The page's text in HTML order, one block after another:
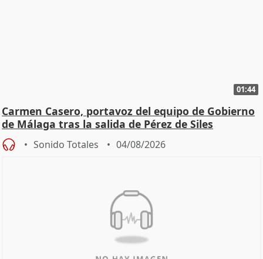
01:44
Carmen Casero, portavoz del equipo de Gobierno
de Málaga tras la salida de Pérez de Siles
Sonido Totales 04/08/2026